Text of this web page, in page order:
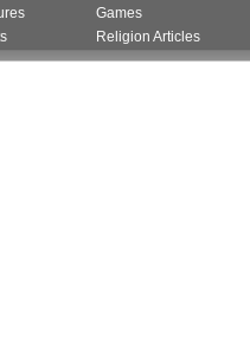
Games
Religion Articles